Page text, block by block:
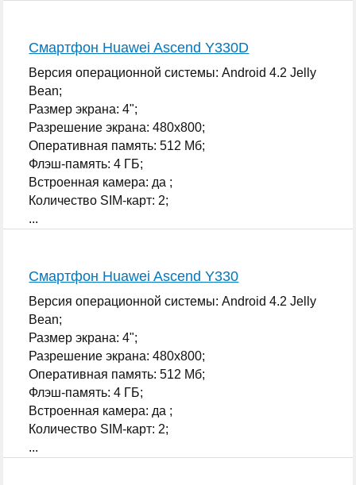
Смартфон Huawei Ascend Y330D
Версия операционной системы: Android 4.2 Jelly
Bean;
Размер экрана: 4";
Разрешение экрана: 480x800;
Оперативная память: 512 Мб;
Флэш-память: 4 ГБ;
Встроенная камера: да ;
Количество SIM-карт: 2;
...
Смартфон Huawei Ascend Y330
Версия операционной системы: Android 4.2 Jelly
Bean;
Размер экрана: 4";
Разрешение экрана: 480x800;
Оперативная память: 512 Мб;
Флэш-память: 4 ГБ;
Встроенная камера: да ;
Количество SIM-карт: 2;
...